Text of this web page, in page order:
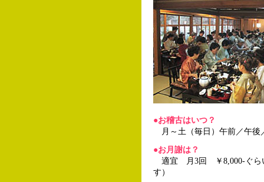
●お稽古はいつ？
月～土（毎日）午前／午後
●お月謝は？
適宜 月3回 ￥8,000-ぐら
す）